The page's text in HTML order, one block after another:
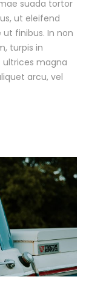
suada tortor
ut eleifend
finibus. In non
turpis in
ultrices magna
arcu, vel